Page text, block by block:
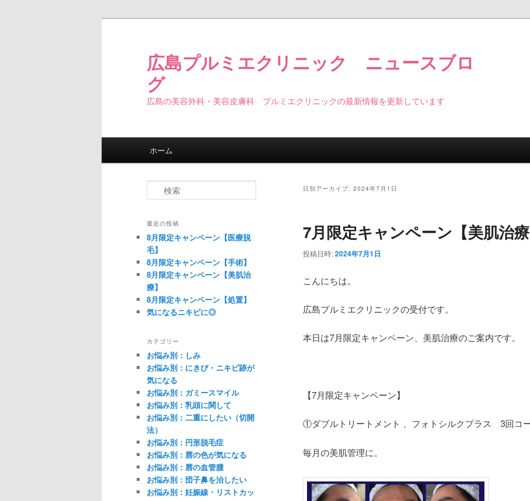
広島プルミエクリニック ニュースブロ
グ
広島の美容外科・美容皮膚科 プルミエクリニックの最新情報を更新しています
メインコンテンツへ移動
サブコンテンツへ移動
ホーム
日別アーカイブ: 2024年7月1日
7月限定キャンペーン【美肌治
投稿日時:2024年7月1日
こんにちは。
広島プルミエクリニックの受付です。
本日は7月限定キャンペーン、美肌治療のご案内です。
【7月限定キャンペーン】
①ダブルトリートメント 、フォトシルクプラス 3回コ
毎月の美肌管理に。
最近の投稿
8月限定キャンペーン【医療脱
毛】
8月限定キャンペーン【手術】
8月限定キャンペーン【美肌治
療】
8月限定キャンペーン【処置】
気になるニキビに◎
カテゴリー
お悩み別：しみ
お悩み別：にきび・ニキビ跡が
気になる
お悩み別：ガミースマイル
お悩み別：乳頭に関して
お悩み別：二重にしたい（切開
法）
お悩み別：円形脱毛症
お悩み別：唇の色が気になる
お悩み別：唇の血管腫
お悩み別：団子鼻を治したい
お悩み別：妊娠線・リストカッ